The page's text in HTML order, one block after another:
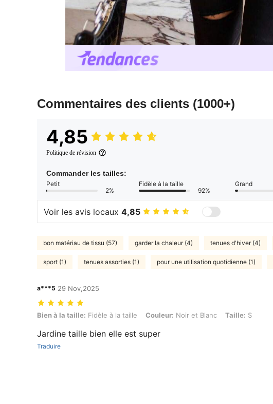
Commentaires des clients (1000+)
4,85
Politique de révision
Commander les tailles:
Petit
2%
Fidèle à la taille
92%
Grand
Voir les avis locaux 4,85
bon matériau de tissu (57) garder la chaleur (4) tenues d'hiver (4)
sport (1) tenues assorties (1) pour une utilisation quotidienne (1)
a***5 29 Nov,2025
Bien à la taille: Fidèle à la taille, Couleur: Noir et Blanc, Taille: S
Bien à la taille: Fidèle à la taille Couleur: Noir et Blanc Taille: S
Jardine taille bien elle est super
Traduire